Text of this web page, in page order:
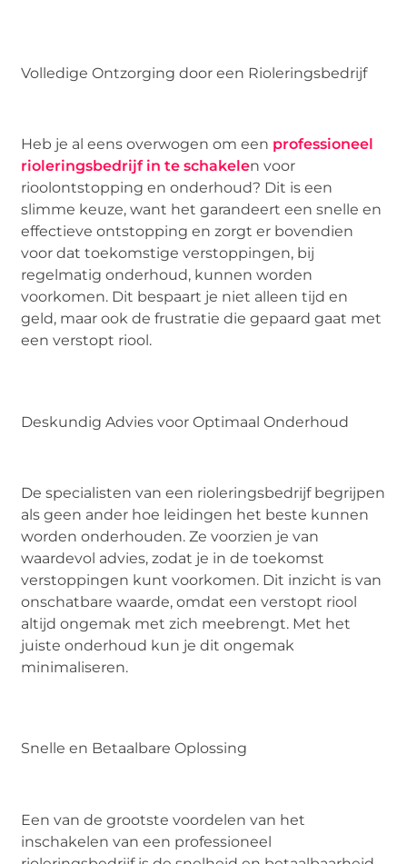
VolledigeOntzorging door een Rioleringsbedrijf
Heb je al eens overwogen om een professioneel
rioleringsbedrijf in te schakelen voor
rioolontstopping en onderhoud? Dit is een
slimme keuze, want het garandeert een snelle en
effectieve ontstopping en zorgt er bovendien
voor dat toekomstige verstoppingen, bij
regelmatig onderhoud, kunnen worden
voorkomen. Dit bespaart je niet alleen tijd en
geld, maar ook de frustratie die gepaard gaat met
een verstopt riool.
Deskundig Advies voor Optimaal Onderhoud
De specialisten van een rioleringsbedrijf begrijpen
als geen ander hoe leidingen het beste kunnen
worden onderhouden. Ze voorzien je van
waardevol advies, zodat je in de toekomst
verstoppingen kunt voorkomen. Dit inzicht is van
onschatbare waarde, omdat een verstopt riool
altijd ongemak met zich meebrengt. Met het
juiste onderhoud kun je dit ongemak
minimaliseren.
Snelle en Betaalbare Oplossing
Een van de grootste voordelen van het
inschakelen van een professioneel